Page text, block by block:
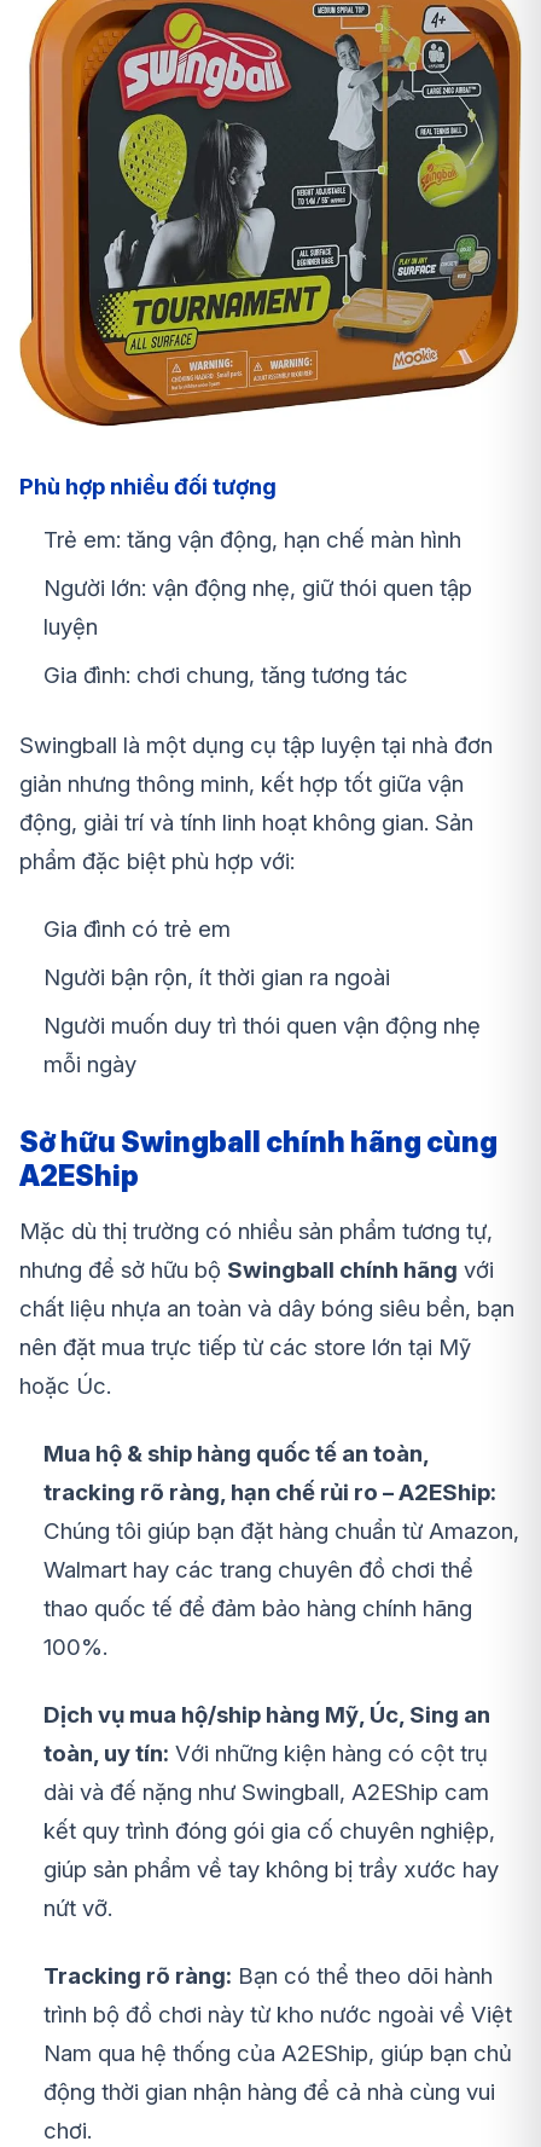
Phù hợp nhiều đối tượng
Trẻ em: tăng vận động, hạn chế màn hình
Người lớn: vận động nhẹ, giữ thói quen tập
luyện
Gia đình: chơi chung, tăng tương tác
Swingball là một dụng cụ tập luyện tại nhà đơn
giản nhưng thông minh, kết hợp tốt giữa vận
động, giải trí và tính linh hoạt không gian. Sản
phẩm đặc biệt phù hợp với:
Gia đình có trẻ em
Người bận rộn, ít thời gian ra ngoài
Người muốn duy trì thói quen vận động nhẹ
mỗi ngày
Sở hữu Swingball chính hãng cùng
A2EShip
Mặc dù thị trường có nhiều sản phẩm tương tự,
nhưng để sở hữu bộ Swingball chính hãng với
chất liệu nhựa an toàn và dây bóng siêu bền, bạn
nên đặt mua trực tiếp từ các store lớn tại Mỹ
hoặc Úc.
Mua hộ & ship hàng quốc tế an toàn,
tracking rõ ràng, hạn chế rủi ro – A2EShip:
Chúng tôi giúp bạn đặt hàng chuẩn từ Amazon,
Walmart hay các trang chuyên đồ chơi thể
thao quốc tế để đảm bảo hàng chính hãng
100%.
Dịch vụ mua hộ/ship hàng Mỹ, Úc, Sing an
toàn, uy tín: Với những kiện hàng có cột trụ
dài và đế nặng như Swingball, A2EShip cam
kết quy trình đóng gói gia cố chuyên nghiệp,
giúp sản phẩm về tay không bị trầy xước hay
nứt vỡ.
Tracking rõ ràng: Bạn có thể theo dõi hành
trình bộ đồ chơi này từ kho nước ngoài về Việt
Nam qua hệ thống của A2EShip, giúp bạn chủ
động thời gian nhận hàng để cả nhà cùng vui
chơi.